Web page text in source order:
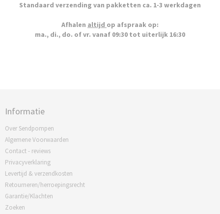
Standaard verzending van pakketten ca. 1-3 werkdagen
Afhalen altijd op afspraak op:
ma., di., do. of vr. vanaf 09:30 tot uiterlijk 16:30
Informatie
Over Sendpompen
Algemene Voorwaarden
Contact - reviews
Privacyverklaring
Levertijd & verzendkosten
Retourneren/herroepingsrecht
Garantie/Klachten
Zoeken